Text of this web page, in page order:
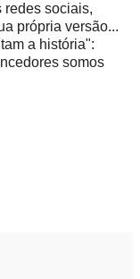
redes sociais,
própria versão...
a história":
somos